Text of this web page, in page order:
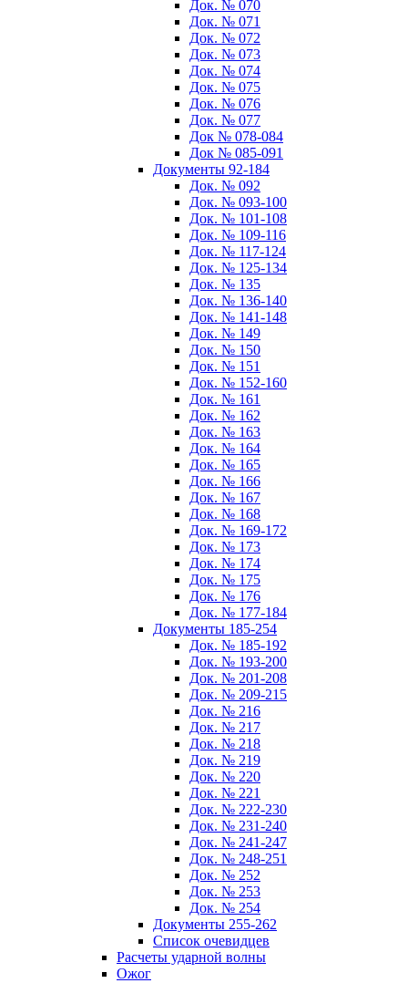
Док. № 070
Док. № 071
Док. № 072
Док. № 073
Док. № 074
Док. № 075
Док. № 076
Док. № 077
Док № 078-084
Док № 085-091
Документы 92-184
Док. № 092
Док. № 093-100
Док. № 101-108
Док. № 109-116
Док. № 117-124
Док. № 125-134
Док. № 135
Док. № 136-140
Док. № 141-148
Док. № 149
Док. № 150
Док. № 151
Док. № 152-160
Док. № 161
Док. № 162
Док. № 163
Док. № 164
Док. № 165
Док. № 166
Док. № 167
Док. № 168
Док. № 169-172
Док. № 173
Док. № 174
Док. № 175
Док. № 176
Док. № 177-184
Документы 185-254
Док. № 185-192
Док. № 193-200
Док. № 201-208
Док. № 209-215
Док. № 216
Док. № 217
Док. № 218
Док. № 219
Док. № 220
Док. № 221
Док. № 222-230
Док. № 231-240
Док. № 241-247
Док. № 248-251
Док. № 252
Док. № 253
Док. № 254
Документы 255-262
Список очевидцев
Расчеты ударной волны
Ожог